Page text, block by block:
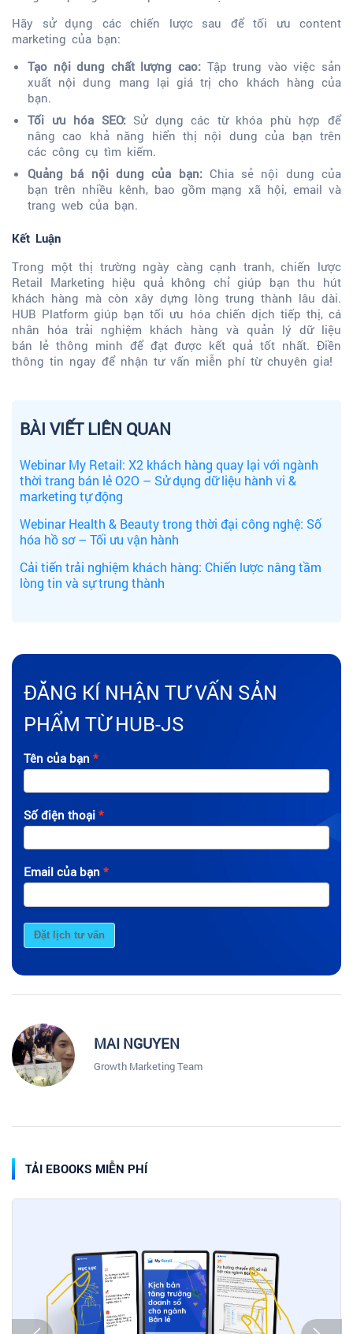
Hãy sử dụng các chiến lược sau để tối ưu content
marketing của bạn:
Tạo nội dung chất lượng cao: Tập trung vào việc sản
xuất nội dung mang lại giá trị cho khách hàng của
bạn.
Tối ưu hóa SEO:Sử dụng các từ khóa phù hợp để
nâng cao khả năng hiển thị nội dung của bạn trên
các công cụ tìm kiếm.
Quảng bá nội dung của bạn:Chia sẻ nội dung của
bạn trên nhiều kênh, bao gồm mạng xã hội, email và
trang web của bạn.
Kết Luận
Trong một thị trường ngày càng cạnh tranh, chiến lược
Retail Marketing hiệu quả không chỉ giúp bạn thu hút
khách hàng mà còn xây dựng lòng trung thành lâu dài.
HUB Platform giúp bạn tối ưu hóa chiến dịch tiếp thị, cá
nhân hóa trải nghiệm khách hàng và quản lý dữ liệu
bán lẻ thông minh để đạt được kết quả tốt nhất. Điền
thông tin ngay để nhận tư vấn miễn phí từ chuyên gia!
BÀI VIẾT LIÊN QUAN
Webinar My Retail: X2 khách hàng quay lại với ngành
thời trang bán lẻ O2O – Sử dụng dữ liệu hành vi &
marketing tự động
Webinar Health & Beauty trong thời đại công nghệ: Số
hóa hồ sơ – Tối ưu vận hành
Cải tiến trải nghiệm khách hàng: Chiến lược nâng tầm
lòng tin và sự trung thành
ĐĂNG KÍ NHẬN TƯ VẤN SẢN
PHẨM TỪ HUB-JS
Tên của bạn
Số điện thoại
Email của bạn
Đặt lịch tư vấn
MAI NGUYEN
Growth Marketing Team
TẢI EBOOKS MIỄN PHÍ